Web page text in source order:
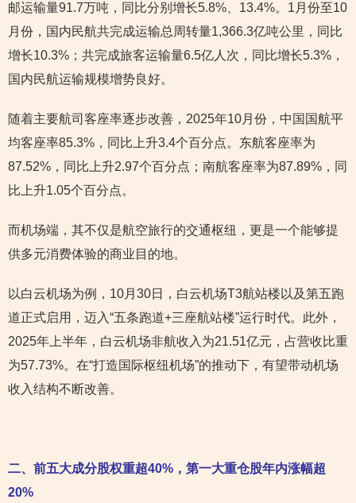
邮运输量91.7万吨，同比分别增长5.8%、13.4%。1月份至10
月份，国内民航共完成运输总周转量1,366.3亿吨公里，同比
增长10.3%；共完成旅客运输量6.5亿人次，同比增长5.3%，
国内民航运输规模增势良好。
随着主要航司客座率逐步改善，2025年10月份，中国国航平
均客座率85.3%，同比上升3.4个百分点。东航客座率为
87.52%，同比上升2.97个百分点；南航客座率为87.89%，同
比上升1.05个百分点。
而机场端，其不仅是航空旅行的交通枢纽，更是一个能够提
供多元消费体验的商业目的地。
以白云机场为例，10月30日，白云机场T3航站楼以及第五跑
道正式启用，迈入“五条跑道+三座航站楼”运行时代。此外，
2025年上半年，白云机场非航收入为21.51亿元，占营收比重
为57.73%。在“打造国际枢纽机场”的推动下，有望带动机场
收入结构不断改善。
二、前五大成分股权重超40%，第一大重仓股年内涨幅超
20%